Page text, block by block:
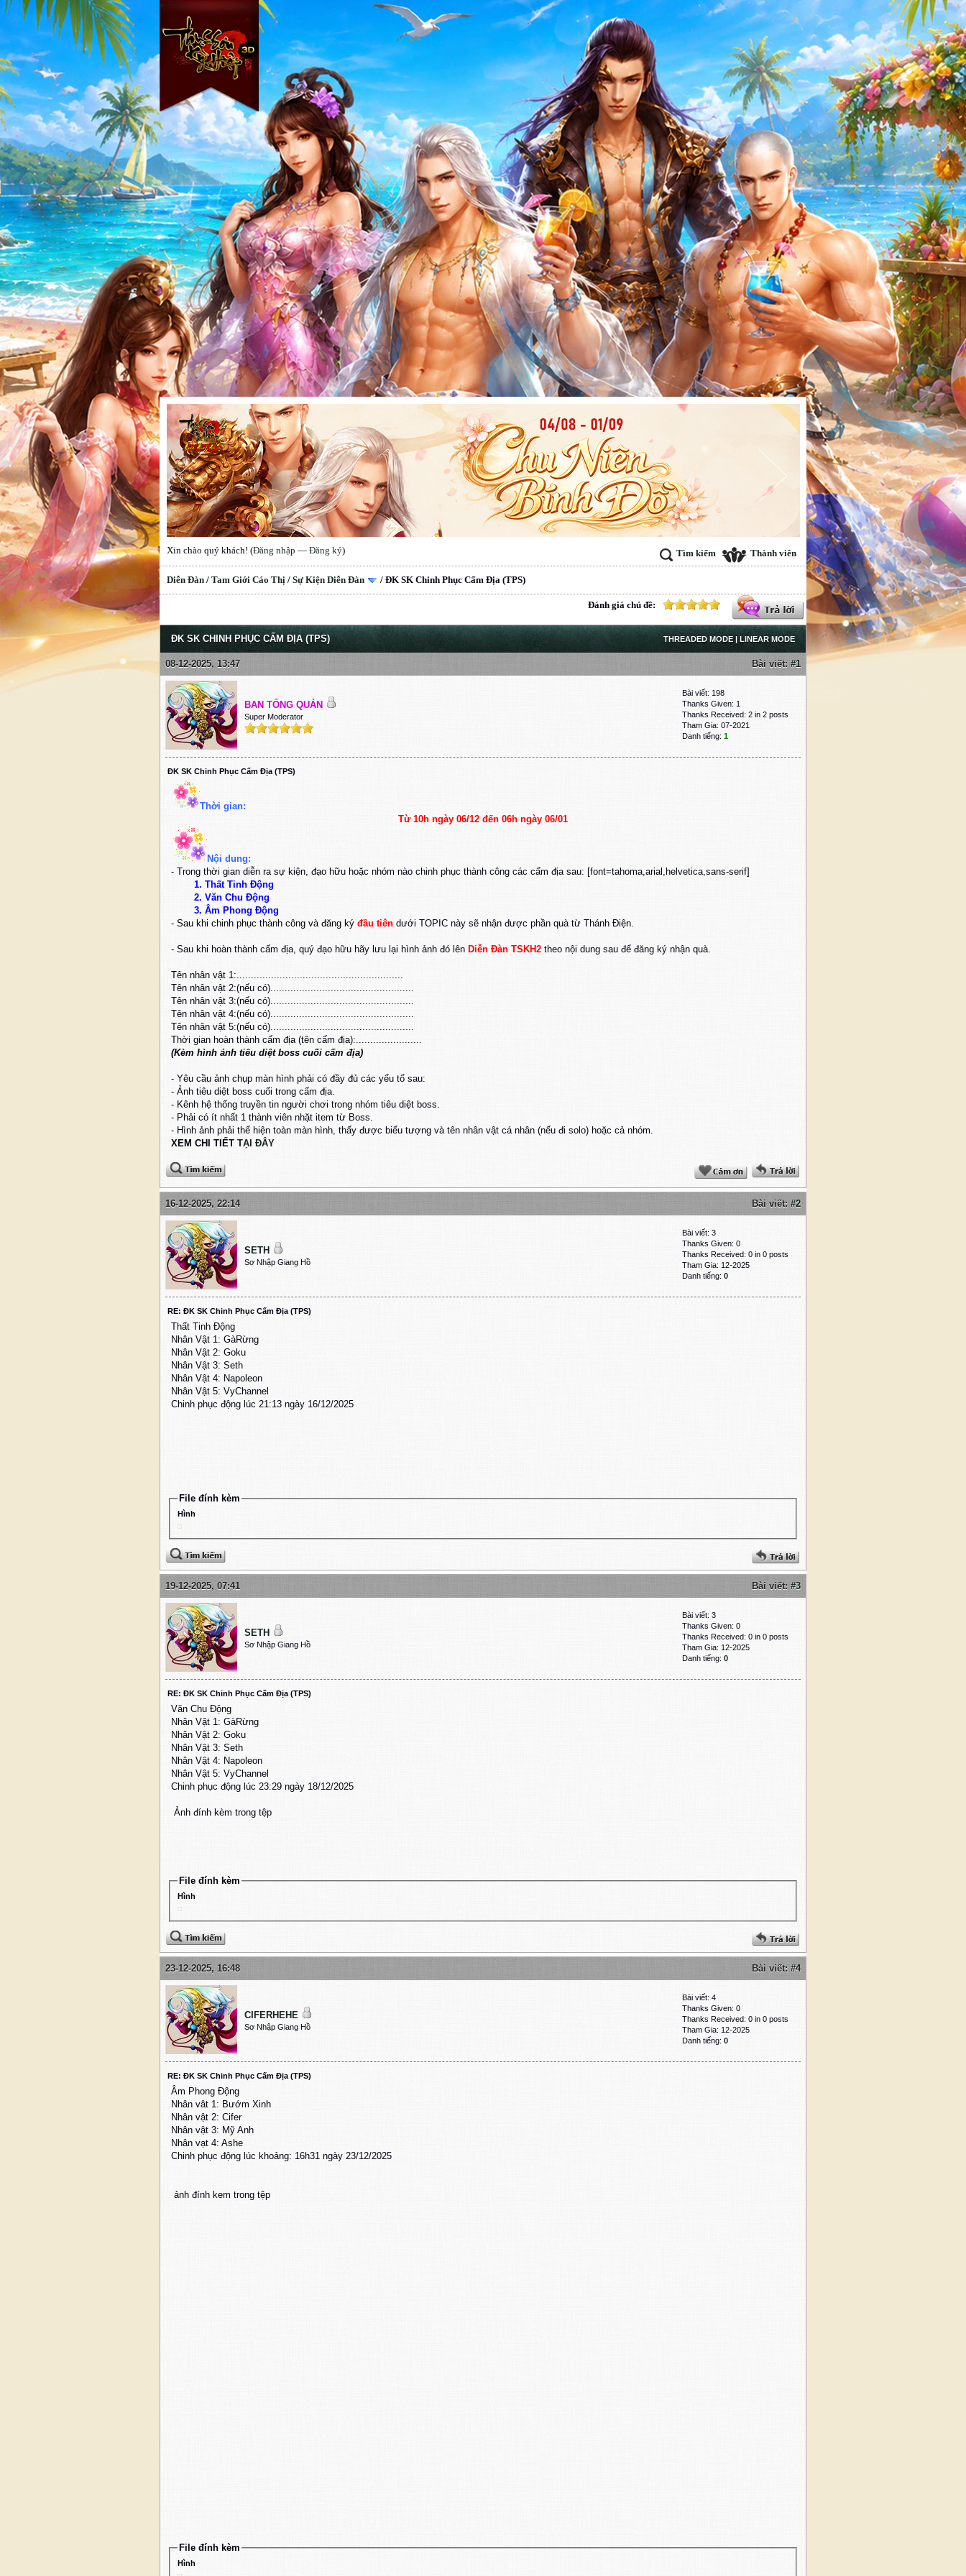
Tìm kiếm Thành viên
Xin chào quý khách! (Đăng nhập — Đăng ký)
Diễn Đàn / Tam Giới Cáo Thị / Sự Kiện Diễn Đàn / ĐK SK Chinh Phục Cấm Địa (TPS)
Đánh giá chủ đề:
THREADED MODE | LINEAR MODE
ĐK SK CHINH PHỤC CẤM ĐỊA (TPS)
08-12-2025, 13:47 Bài viết: #1
BAN TỔNG QUẢN
Super Moderator
Bài viết: 198
Thanks Given: 1
Thanks Received: 2 in 2 posts
Tham Gia: 07-2021
Danh tiếng: 1
ĐK SK Chinh Phục Cấm Địa (TPS)
Thời gian:
Từ 10h ngày 06/12 đến 06h ngày 06/01
Nội dung:
- Trong thời gian diễn ra sự kiện, đạo hữu hoặc nhóm nào chinh phục thành công các cấm địa sau: [font=tahoma,arial,helvetica,sans-serif]
1. Thất Tinh Động
2. Văn Chu Động
3. Âm Phong Động
- Sau khi chinh phục thành công và đăng ký đầu tiên dưới TOPIC này sẽ nhận được phần quà từ Thánh Điện.
- Sau khi hoàn thành cấm địa, quý đạo hữu hãy lưu lại hình ảnh đó lên Diễn Đàn TSKH2 theo nội dung sau để đăng ký nhận quà.
Tên nhân vật 1:..........................................................
Tên nhân vật 2:(nếu có)..................................................
Tên nhân vật 3:(nếu có)..................................................
Tên nhân vật 4:(nếu có)..................................................
Tên nhân vật 5:(nếu có)..................................................
Thời gian hoàn thành cấm địa (tên cấm địa):.......................
(Kèm hình ảnh tiêu diệt boss cuối cấm địa)
- Yêu cầu ảnh chụp màn hình phải có đầy đủ các yếu tố sau:
- Ảnh tiêu diệt boss cuối trong cấm địa.
- Kênh hệ thống truyền tin người chơi trong nhóm tiêu diệt boss.
- Phải có ít nhất 1 thành viên nhặt item từ Boss.
- Hình ảnh phải thể hiện toàn màn hình, thấy được biểu tượng và tên nhân vật cá nhân (nếu đi solo) hoặc cả nhóm.
XEM CHI TIẾT TẠI ĐÂY
16-12-2025, 22:14 Bài viết: #2
SETH
Sơ Nhập Giang Hồ
Bài viết: 3
Thanks Given: 0
Thanks Received: 0 in 0 posts
Tham Gia: 12-2025
Danh tiếng: 0
RE: ĐK SK Chinh Phục Cấm Địa (TPS)
Thất Tinh Động
Nhân Vật 1: GàRừng
Nhân Vật 2: Goku
Nhân Vật 3: Seth
Nhân Vật 4: Napoleon
Nhân Vật 5: VyChannel
Chinh phục động lúc 21:13 ngày 16/12/2025
File đính kèm
Hình
19-12-2025, 07:41 Bài viết: #3
SETH
Sơ Nhập Giang Hồ
Bài viết: 3
Thanks Given: 0
Thanks Received: 0 in 0 posts
Tham Gia: 12-2025
Danh tiếng: 0
RE: ĐK SK Chinh Phục Cấm Địa (TPS)
Văn Chu Động
Nhân Vật 1: GàRừng
Nhân Vật 2: Goku
Nhân Vật 3: Seth
Nhân Vật 4: Napoleon
Nhân Vật 5: VyChannel
Chinh phục động lúc 23:29 ngày 18/12/2025
Ảnh đính kèm trong tệp
File đính kèm
Hình
23-12-2025, 16:48 Bài viết: #4
CIFERHEHE
Sơ Nhập Giang Hồ
Bài viết: 4
Thanks Given: 0
Thanks Received: 0 in 0 posts
Tham Gia: 12-2025
Danh tiếng: 0
RE: ĐK SK Chinh Phục Cấm Địa (TPS)
Âm Phong Động
Nhân vât 1: Bướm Xinh
Nhân vật 2: Cifer
Nhân vật 3: Mỹ Anh
Nhân vạt 4: Ashe
Chinh phục động lúc khoảng: 16h31 ngày 23/12/2025
ảnh đính kem trong tệp
File đính kèm
Hình